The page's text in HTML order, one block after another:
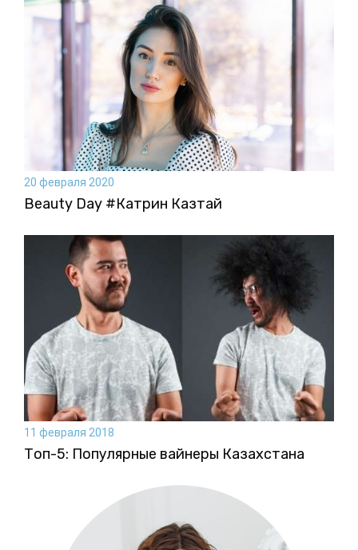
20 февраля 2020
Beauty Day #Катрин Казтай
11 февраля 2018
Топ-5: Популярные вайнеры Казахстана